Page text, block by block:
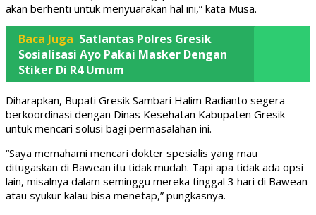
akan berhenti untuk menyuarakan hal ini,” kata Musa.
Baca Juga Satlantas Polres Gresik
Sosialisasi Ayo Pakai Masker Dengan
Stiker Di R4 Umum
Diharapkan, Bupati Gresik Sambari Halim Radianto segera
berkoordinasi dengan Dinas Kesehatan Kabupaten Gresik
untuk mencari solusi bagi permasalahan ini.
“Saya memahami mencari dokter spesialis yang mau
ditugaskan di Bawean itu tidak mudah. Tapi apa tidak ada opsi
lain, misalnya dalam seminggu mereka tinggal 3 hari di Bawean
atau syukur kalau bisa menetap,” pungkasnya.